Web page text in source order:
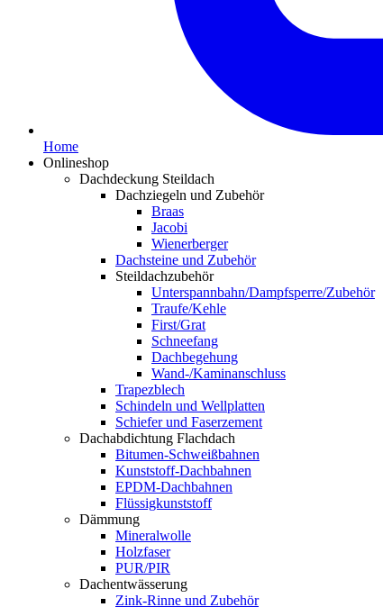
Home
Onlineshop
Dachdeckung Steildach
Dachziegeln und Zubehör
Braas
Jacobi
Wienerberger
Dachsteine und Zubehör
Steildachzubehör
Unterspannbahn/Dampfsperre/Zubehör
Traufe/Kehle
First/Grat
Schneefang
Dachbegehung
Wand-/Kaminanschluss
Trapezblech
Schindeln und Wellplatten
Schiefer und Faserzement
Dachabdichtung Flachdach
Bitumen-Schweißbahnen
Kunststoff-Dachbahnen
EPDM-Dachbahnen
Flüssigkunststoff
Dämmung
Mineralwolle
Holzfaser
PUR/PIR
Dachentwässerung
Zink-Rinne und Zubehör